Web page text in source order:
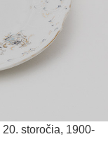
20. storočia, 1900-